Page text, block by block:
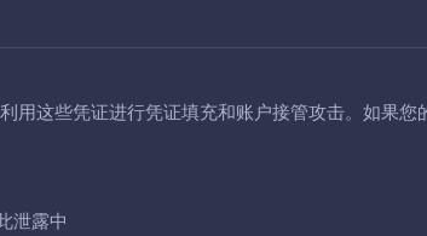
用这些凭证进行凭证填充和账户接管攻击。如果
泄露中